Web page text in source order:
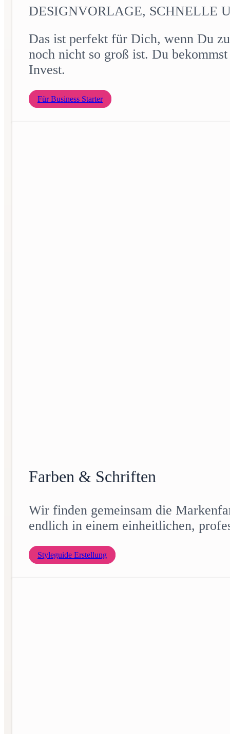
DESIGNVORLAGE, SCHNELLE
Das ist perfekt für Dich, wenn Du
noch nicht so groß ist. Du
Invest.
Für Business Starter
Farben & Schriften
Wir finden gemeinsam die
endlich in einem einheitlichen,
Styleguide Erstellung